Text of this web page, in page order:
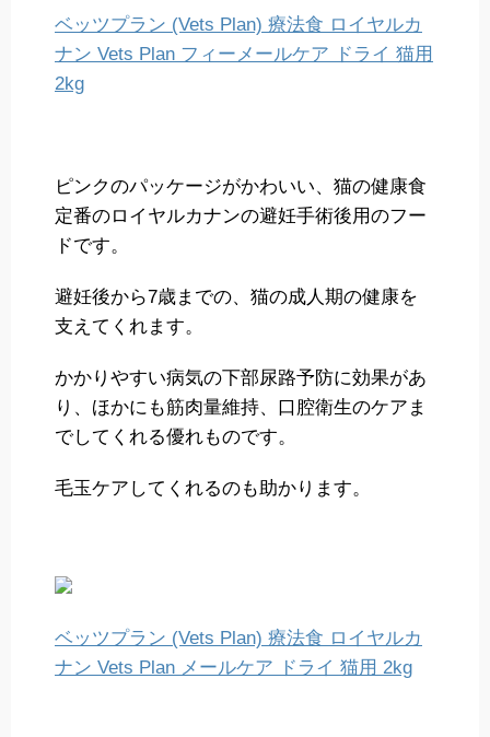
ベッツプラン (Vets Plan) 療法食 ロイヤルカ
ナン Vets Plan フィーメールケア ドライ 猫用
2kg
ピンクのパッケージがかわいい、猫の健康食
定番のロイヤルカナンの避妊手術後用のフー
ドです。
避妊後から7歳までの、猫の成人期の健康を
支えてくれます。
かかりやすい病気の下部尿路予防に効果があ
り、ほかにも筋肉量維持、口腔衛生のケアま
でしてくれる優れものです。
毛玉ケアしてくれるのも助かります。
ベッツプラン (Vets Plan) 療法食 ロイヤルカ
ナン Vets Plan メールケア ドライ 猫用 2kg